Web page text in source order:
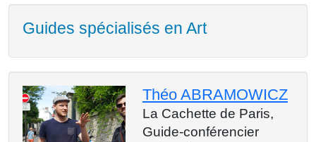
Guides spécialisés en Art
Théo ABRAMOWICZ
La Cachette de Paris,
Guide-conférencier